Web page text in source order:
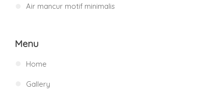
Air mancur motif minimalis
Menu
Home
Gallery